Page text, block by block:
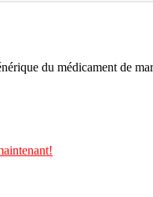
du médicament de